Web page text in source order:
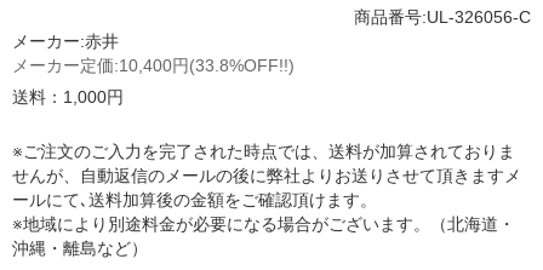
商品番号:UL-326056-C
メーカー:赤井
メーカー定価:10,400円(33.8%OFF!!)
送料：1,000円
※ご注文のご入力を完了された時点では、送料が加算されておりま
せんが、自動返信のメールの後に弊社よりお送りさせて頂きますメ
ールにて､送料加算後の金額をご確認頂けます。
※地域により別途料金が必要になる場合がございます。（北海道・
沖縄・離島など）